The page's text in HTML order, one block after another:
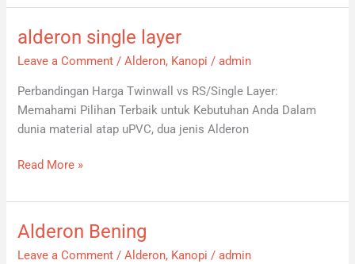
alderon single layer
Leave a Comment /Alderon, Kanopi /admin
Perbandingan Harga Twinwall vs RS/Single Layer:
Memahami Pilihan Terbaik untuk Kebutuhan Anda Dalam
dunia material atap uPVC, dua jenis Alderon
alderon
single
Read More »
Alderon Bening
Leave a Comment /Alderon, Kanopi /admin
Alderon
Bening